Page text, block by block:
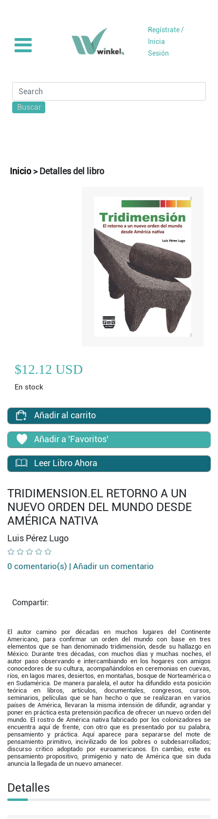
Regístrate /
Inicia
Sesión
Buscar
Inicio >Detalles del libro
$12.12 USD
En stock
Añadir al carrito
Añadir a 'Favoritos'
Leer Libro Ahora
TRIDIMENSION.EL RETORNO A UN
NUEVO ORDEN DEL MUNDO DESDE
AMÉRICA NATIVA
Luis Pérez Lugo
0 comentario(s) | Añadir un comentario
Compartir:
El autor camino por décadas en muchos lugares del Continente
Americano, para confirmar un orden del mundo con base en tres
elementos que se han denominado tridimensión, desde su hallazgo en
México. Durante tres décadas, con muchos días y muchas noches, el
autor paso observando e intercambiando en los hogares con amigos
conocedores de su cultura, acompañándolos en ceremonias en cuevas,
ríos, en lagos mares, desiertos, en montañas, bosque de Norteamérica o
en Sudamérica. De manera paralela, el autor ha difundido esta posición
teórica en libros, artículos, documentales, congresos, cursos,
seminarios, películas que se han hecho o que se realizaran en varios
países de América, llevaran la misma intensión de difundir, agrandar y
poner en práctica esta pretensión pacifica de ofrecer un nuevo orden del
mundo. El rostro de América nativa fabricado por los colonizadores se
encuentra aquí de frente, con otro que es presentado por su palabra,
pensamiento y práctica. Aquí aparece para separarse del mote de
pensamiento primitivo, incivilizado de los pobres o subdesarrollados;
discurso critico adoptado por euroamericanos. En cambio, este es
pensamiento propositivo, primigenio y nato de América que sin duda
anuncia la llegada de un nuevo amanecer.
Detalles